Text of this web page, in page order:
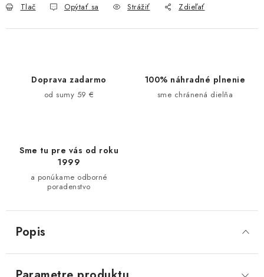
Tlač Opýtať sa Strážiť Zdieľať
Doprava zadarmo
od sumy 59 €
100% náhradné plnenie
sme chránená dielňa
Sme tu pre vás od roku
1999
a ponúkame odborné
poradenstvo
Popis